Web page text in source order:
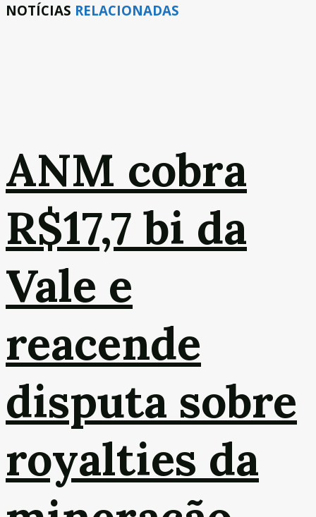
NOTÍCIAS RELACIONADAS
ANM cobra
R$17,7 bi da
Vale e
reacende
disputa sobre
royalties da